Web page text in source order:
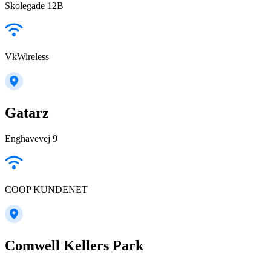
Skolegade 12B
VkWireless
Gatarz
Enghavevej 9
COOP KUNDENET
Comwell Kellers Park